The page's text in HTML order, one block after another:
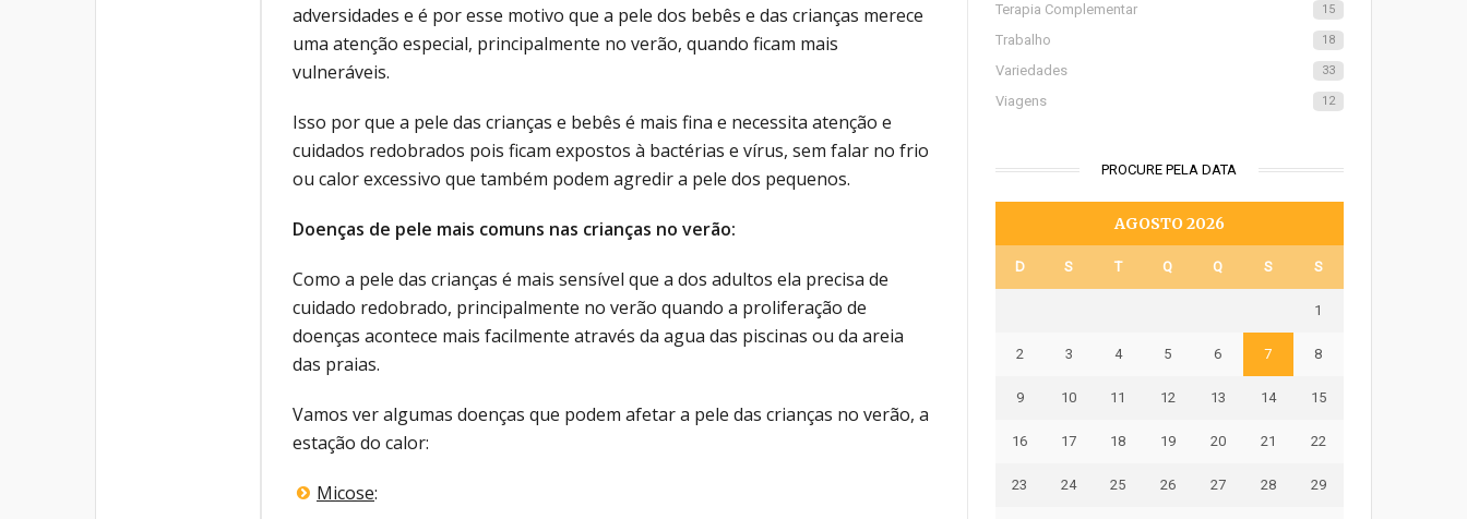
adversidades e é por esse motivo que a pele dos bebês e das crianças merece
uma atenção especial, principalmente no verão, quando ficam mais
vulneráveis.
Isso por que a pele das crianças e bebês é mais fina e necessita atenção e
cuidados redobrados pois ficam expostos à bactérias e vírus, sem falar no frio
ou calor excessivo que também podem agredir a pele dos pequenos.
Doenças de pele mais comuns nas crianças no verão:
Como a pele das crianças é mais sensível que a dos adultos ela precisa de
cuidado redobrado, principalmente no verão quando a proliferação de
doenças acontece mais facilmente através da agua das piscinas ou da areia
das praias.
Vamos ver algumas doenças que podem afetar a pele das crianças no verão, a
estação do calor:
Micose:
Terapia Complementar 15
Trabalho 18
Variedades 33
Viagens 12
PROCURE PELA DATA
AGOSTO 2026
D S T Q Q S S
1
2 3 4 5 6 7 8
9 10 11 12 13 14 15
16 17 18 19 20 21 22
23 24 25 26 27 28 29